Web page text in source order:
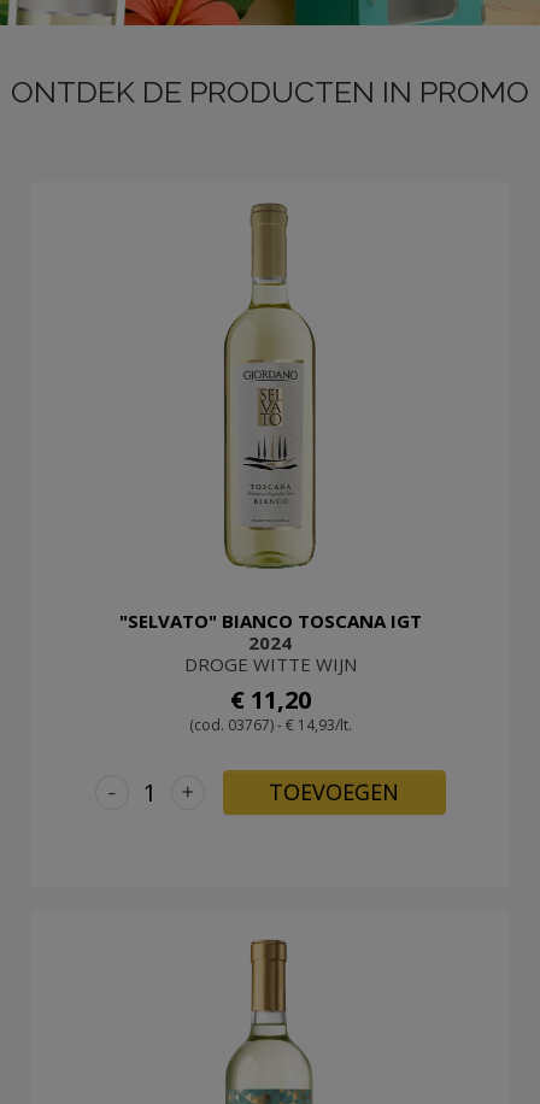
LOG
ONTDEK DE PRODUCTEN IN PROMO
"SELVATO" BIANCO TOSCANA IGT
2024
DROGE WITTE WIJN
€ 11,20
(cod. 03767) - € 14,93/lt.
+
- TOEVOEGEN